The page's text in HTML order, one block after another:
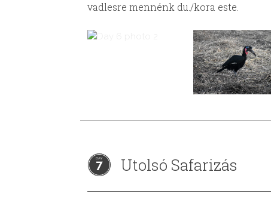
vadlesre mennénk du./kora este.
7 Utolsó Safarizás